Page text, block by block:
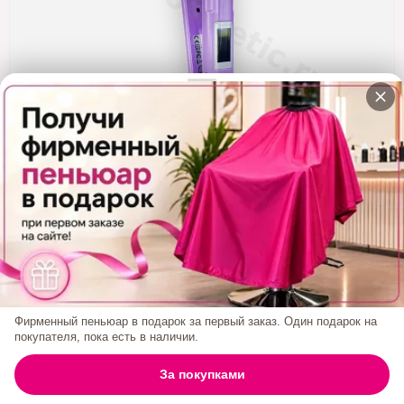
Ещё категории
✓ Отправка 24ч · ✓ Оригинал ✓ Поддержка
ГЛАВНАЯ ПОИСК КОРЗИНА АККАУНТ
Утюжок Happy Hair
Ультразвуковой+Инфракрасный, Узкие
Пластины, Пурпурный/сиреневый
Код товара:
5 800₽
Фирменный пеньюар в подарок за первый заказ. Один подарок на
покупателя, пока есть в наличии.
За покупками